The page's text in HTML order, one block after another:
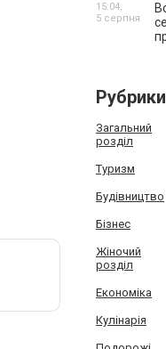
15:04,
5 серпня
Загальний
розділ
Туризм
Будівництво
Бізнес
Жіночий
розділ
Економіка
Кулінарія